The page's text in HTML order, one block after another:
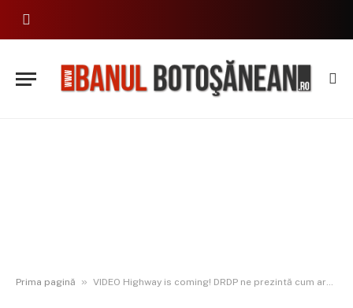
Prima pagină » VIDEO Highway is coming! DRDP ne prezintă cum arată autostrada A7 pe tronsonul Buzău-Focșani